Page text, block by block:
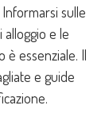
sulle
e le
è essenziale. Il
e guide